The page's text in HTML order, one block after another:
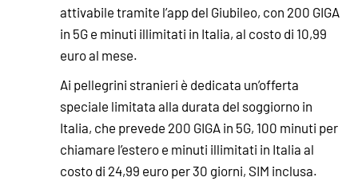
attivabile tramite l’app del Giubileo, con 200 GIGA
in 5G e minuti illimitati in Italia, al costo di 10,99
euro al mese.
Ai pellegrini stranieri è dedicata un’offerta
speciale limitata alla durata del soggiorno in
Italia, che prevede 200 GIGA in 5G, 100 minuti per
chiamare l’estero e minuti illimitati in Italia al
costo di 24,99 euro per 30 giorni, SIM inclusa.